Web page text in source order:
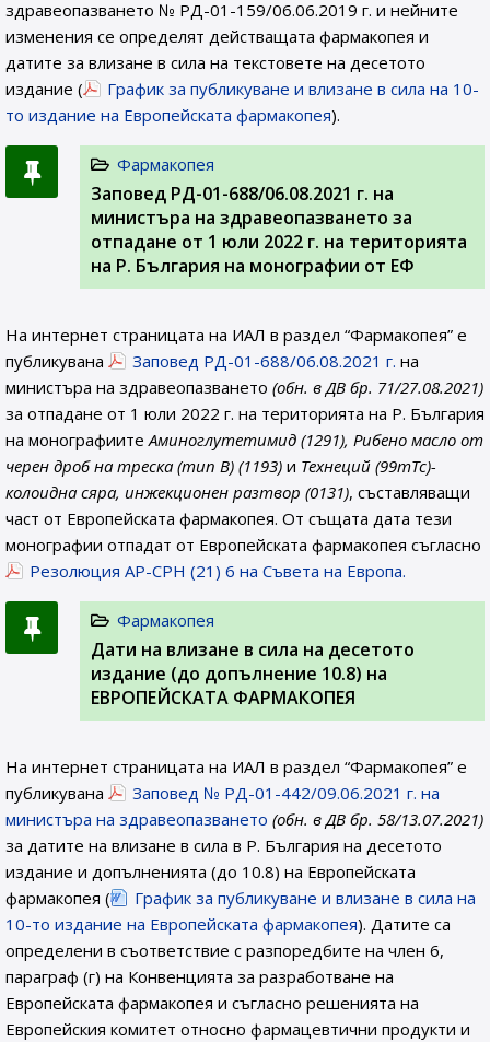
здравеопазването № РД-01-159/06.06.2019 г. и нейните
изменения се определят действащата фармакопея и
датите за влизане в сила на текстовете на десетото
издание (
График за публикуване и влизане в сила на 10-
то издание на Европейската фармакопея).
Фармакопея
Заповед РД-01-688/06.08.2021 г. на
министъра на здравеопазването за
отпадане от 1 юли 2022 г. на територията
на Р. България на монографии от ЕФ
На интернет страницата на ИАЛ в раздел “Фармакопея” е
публикувана
Заповед РД-01-688/06.08.2021 г. на
министъра на здравеопазването (обн. в ДВ бр. 71/27.08.2021)
за отпадане от 1 юли 2022 г. на територията на Р. България
на монографиитеАминоглутетимид (1291), Рибено масло от
черен дроб на треска (тип В) (1193) и Технеций (99mTc)-
колоидна сяра, инжекционен разтвор (0131), съставляващи
част от Европейската фармакопея. От същата дата тези
монографии отпадат от Европейската фармакопея съгласно
Резолюция AP-CPH (21) 6 на Съвета на Европа.
Фармакопея
Дати на влизане в сила на десетото
издание (до допълнение 10.8) на
ЕВРОПЕЙСКАТА ФАРМАКОПЕЯ
На интернет страницата на ИАЛ в раздел “Фармакопея” е
публикувана
Заповед № РД-01-442/09.06.2021 г. на
министъра на здравеопазването (обн. в ДВ бр. 58/13.07.2021)
за датите на влизане в сила в Р. България на десетото
издание и допълненията (до 10.8) на Европейската
фармакопея (
График за публикуване и влизане в сила на
10-то издание на Европейската фармакопея). Датите са
определени в съответствие с разпоредбите на член 6,
параграф (г) на Конвенцията за разработване на
Европейската фармакопея и съгласно решенията на
Европейския комитет относно фармацевтични продукти и